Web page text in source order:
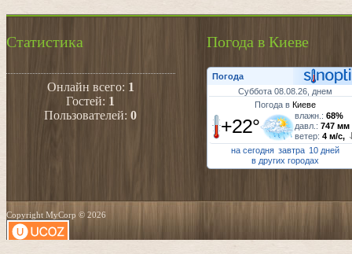
Статистика
Онлайн всего: 1
Гостей: 1
Пользователей:0
Погода в Киеве
Погода
Суббота 08.08.26, днем
Погода вКиеве
+22° влажн.:68%
давл.:747 мм
ветер:4 м/с,
на сегодня завтра 10 дней
в других городах
Copyright MyCorp © 2026